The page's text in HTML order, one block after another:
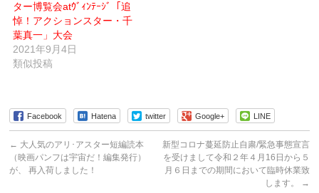
開
き
ま
す)
ター博覧会atｳﾞｨﾝﾃｰｼﾞ「追
悼！アクションスター・千
葉真一」大会
2021年9月4日
類似投稿
Facebook Hatena twitter Google+ LINE
← 大人気のアリ･アスター短編読本
（映画パンフは宇宙だ！編集発行）
が、 再入荷しました！
新型コロナ蔓延防止自粛/緊急事態宣言
を受けまして令和２年４月16日から５
月６日までの期間において臨時休業致
します。
→